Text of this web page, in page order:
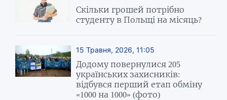
Скільки грошей потрібно
студенту в Польщі на місяць?
15 Травня, 2026, 11:05
Додому повернулися 205
українських захисників:
відбувся перший етап обміну
«1000 на 1000» (фото)